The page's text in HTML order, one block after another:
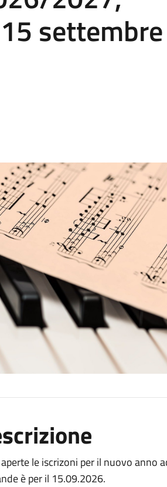
settembre
le iscrizoni per il nuovo anno
è per il 15.09.2026.